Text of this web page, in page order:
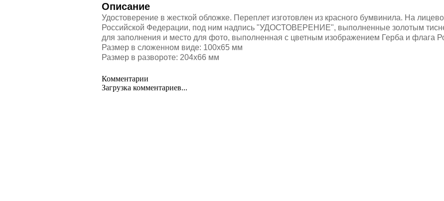
Описание
Удостоверение в жесткой обложке. Переплет изготовлен из красного бумвинила. На
Российской Федерации, под ним надпись "УДОСТОВЕРЕНИЕ", выполненные золотым
для заполнения и место для фото, выполненная с цветным изображением Герба и флага
Размер в сложенном виде: 100х65 мм
Размер в развороте: 204х66 мм
Комментарии
Загрузка комментариев...